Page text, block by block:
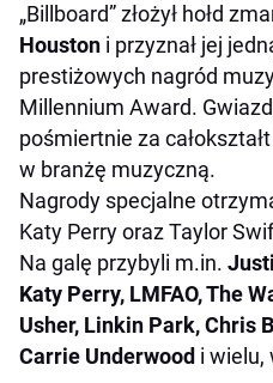
„Billboard” złożył hołd
Houston i przyznał jej
prestiżowych nagród
Millennium Award.
pośmiertnie za
w branżę muzyczną.
Nagrody specjalne
Katy Perry oraz Taylor
Na galę przybyli m.in.
Katy Perry, LMFAO, The
Usher, Linkin Park, Chris
Carrie Underwood i wielu,